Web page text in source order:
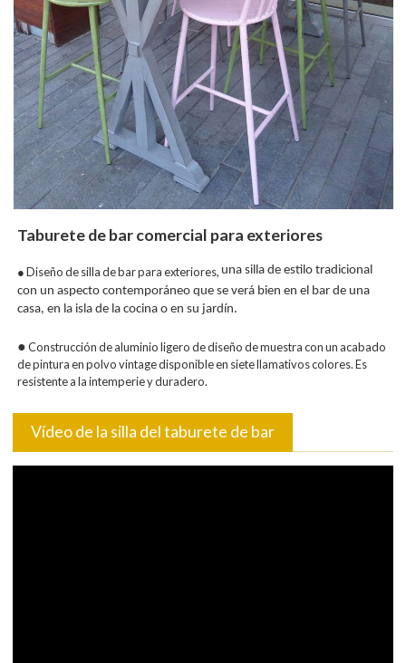
Taburete de bar comercial para exteriores
● Diseño de silla de bar para exteriores, una silla de estilo tradicional
con un aspecto contemporáneo que se verá bien en el bar de una
casa, en la isla de la cocina o en su jardín.
● Construcción de aluminio ligero de diseño de muestra con un acabado
de pintura en polvo vintage disponible en siete llamativos colores. Es
resistente a la intemperie y duradero.
Vídeo de la silla del taburete de bar